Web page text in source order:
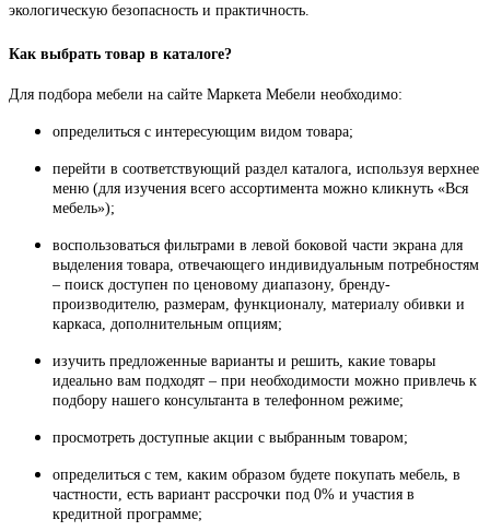
экологическую безопасность и практичность.
Как выбрать товар в каталоге?
Для подбора мебели на сайте Маркета Мебели необходимо:
определиться с интересующим видом товара;
перейти в соответствующий раздел каталога, используя верхнее
меню (для изучения всего ассортимента можно кликнуть «Вся
мебель»);
воспользоваться фильтрами в левой боковой части экрана для
выделения товара, отвечающего индивидуальным потребностям
– поиск доступен по ценовому диапазону, бренду-
производителю, размерам, функционалу, материалу обивки и
каркаса, дополнительным опциям;
изучить предложенные варианты и решить, какие товары
идеально вам подходят – при необходимости можно привлечь к
подбору нашего консультанта в телефонном режиме;
просмотреть доступные акции с выбранным товаром;
определиться с тем, каким образом будете покупать мебель, в
частности, есть вариант рассрочки под 0% и участия в
кредитной программе;